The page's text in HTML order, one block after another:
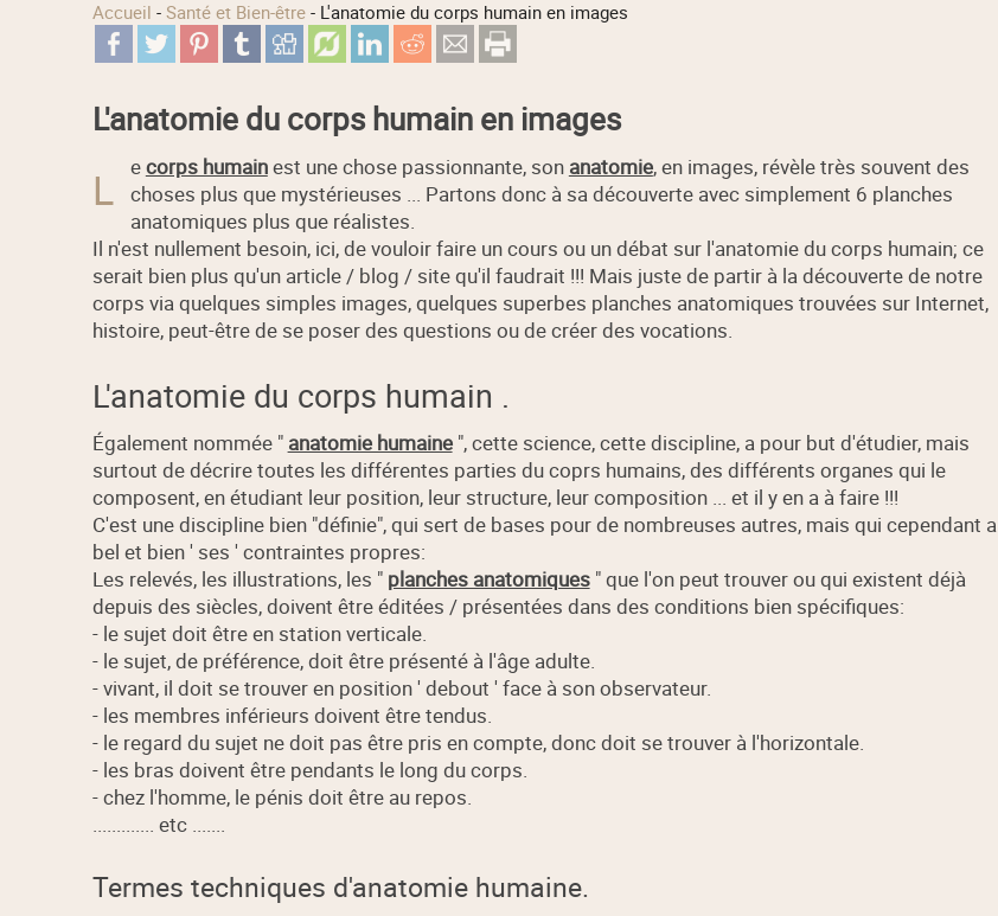
Accueil - Santé et Bien-être- L'anatomie du corps humain en images
L'anatomie du corps humain en images
L ecorps humainest une chose passionnante, son anatomie, en images, révèle très souvent des
choses plus que mystérieuses ... Partons donc à sa découverte avec simplement 6 planches
anatomiques plus que réalistes.
Il n'est nullement besoin, ici, de vouloir faire un cours ou un débat sur l'anatomie du corps humain; ce
serait bien plus qu'un article / blog / site qu'il faudrait !!! Mais juste de partir à la découverte de notre
corps via quelques simples images, quelques superbes planches anatomiques trouvées sur Internet,
histoire, peut-être de se poser des questions ou de créer des vocations.
L'anatomie du corps humain .
Également nommée " anatomie humaine", cette science, cette discipline, a pour but d'étudier, mais
surtout de décrire toutes les différentes parties du coprs humains, des différents organes qui le
composent, en étudiant leur position, leur structure, leur composition ... et il y en a à faire !!!
C'est une discipline bien "définie", qui sert de bases pour de nombreuses autres, mais qui cependant a
bel et bien ' ses ' contraintes propres:
Les relevés, les illustrations, les " planches anatomiques" que l'on peut trouver ou qui existent déjà
depuis des siècles, doivent être éditées / présentées dans des conditions bien spécifiques:
- le sujet doit être en station verticale.
- le sujet, de préférence, doit être présenté à l'âge adulte.
- vivant, il doit se trouver en position ' debout ' face à son observateur.
- les membres inférieurs doivent être tendus.
- le regard du sujet ne doit pas être pris en compte, donc doit se trouver à l'horizontale.
- les bras doivent être pendants le long du corps.
- chez l'homme, le pénis doit être au repos.
............. etc .......
Termes techniques d'anatomie humaine.